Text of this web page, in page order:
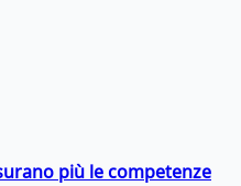
più le competenze